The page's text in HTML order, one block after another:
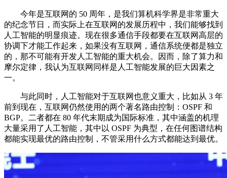
今年是互联网的 50 周年，是我们算机科学界是非常重大
的纪念节日，而实际上在互联网的发展历程中，我们能够找到
人工智能的明显痕迹。现在很多通信手段都要在互联网高层的
协调下才能工作起来，如果没有互联网，通信系统便都是独立
的，那不可能有开发人工智能的重大机会。因而，除了算力和
摩尔定律，我认为互联网同样是人工智能发展的巨大因素之
一。
与此同时，人工智能对于互联网也意义重大，比如从 3 年
前到现在，互联网仍然使用的两个著名路由控制：OSPF 和
BGP。二者都在 80 年代末期成为国际标准，其中涵盖的机理
大量采用了人工智能，其中以 OSPF 为典型，在任何图谱结构
都能实现最优的路由控制，不管采用什么方式都能达到最优。